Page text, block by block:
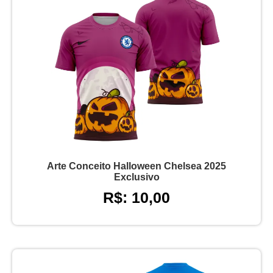
Arte Conceito Halloween Chelsea 2025
Exclusivo
R$: 10,00